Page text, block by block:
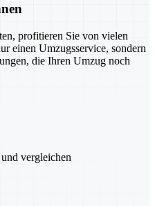
profitieren Sie von vielen
einen Umzugsservice, sondern
die Ihren Umzug noch
vergleichen